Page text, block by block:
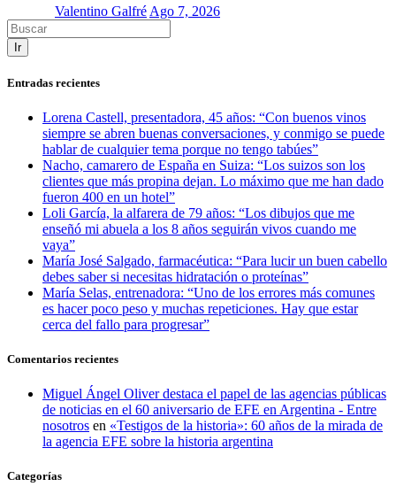
Valentino Galfré Ago 7, 2026
Ir
Entradas recientes
Lorena Castell, presentadora, 45 años: “Con buenos vinos
siempre se abren buenas conversaciones, y conmigo se puede
hablar de cualquier tema porque no tengo tabúes”
Nacho, camarero de España en Suiza: “Los suizos son los
clientes que más propina dejan. Lo máximo que me han dado
fueron 400 en un hotel”
Loli García, la alfarera de 79 años: “Los dibujos que me
enseñó mi abuela a los 8 años seguirán vivos cuando me
vaya”
María José Salgado, farmacéutica: “Para lucir un buen cabello
debes saber si necesitas hidratación o proteínas”
María Selas, entrenadora: “Uno de los errores más comunes
es hacer poco peso y muchas repeticiones. Hay que estar
cerca del fallo para progresar”
Comentarios recientes
Miguel Ángel Oliver destaca el papel de las agencias públicas
de noticias en el 60 aniversario de EFE en Argentina - Entre
nosotros en «Testigos de la historia»: 60 años de la mirada de
la agencia EFE sobre la historia argentina
Categorías